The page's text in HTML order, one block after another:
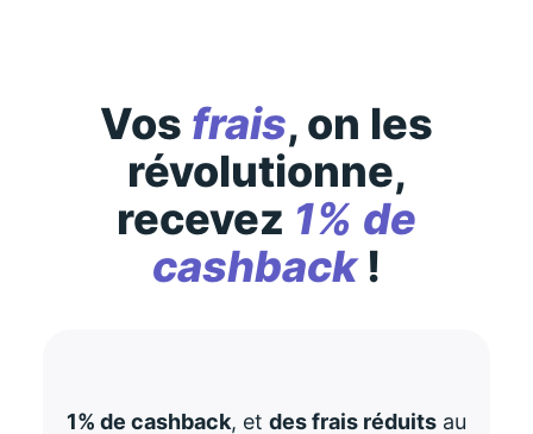
Vos frais, on les
révolutionne,
recevez 1% de
cashback!
1% de cashback, et des frais réduits au